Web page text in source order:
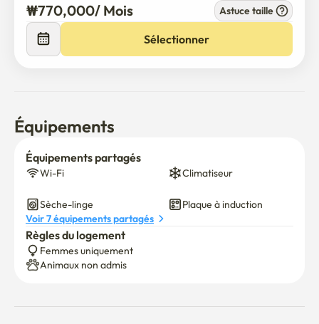
₩770,000/ Mois Astuce taille
Sélectionner
Équipements
Équipements partagés
Wi-Fi Climatiseur
Sèche-linge
Plaque à induction
Voir 7 équipements partagés
Règles du logement
Femmes uniquement
Animaux non admis